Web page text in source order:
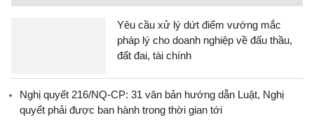
Yêu cầu xử lý dứt điểm vướng mắc
pháp lý cho doanh nghiệp về đấu thầu,
đất đai, tài chính
Nghị quyết 216/NQ-CP: 31 văn bản hướng dẫn Luật, Nghị
quyết phải được ban hành trong thời gian tới